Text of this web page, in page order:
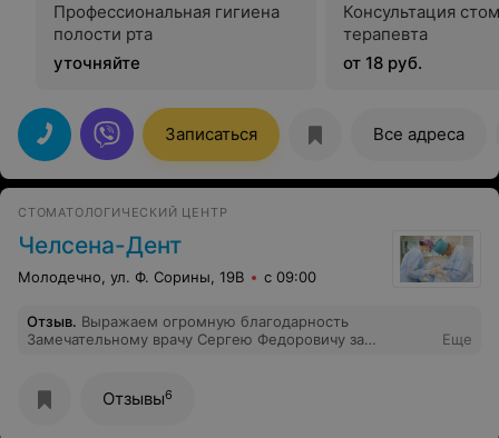
Профессиональная гигиена
полости рта
уточняйте
Консультация
терапевта
от 18 руб.
Записаться Все адреса
СТОМАТОЛОГИЧЕСКИЙ ЦЕНТР
Челсена-Дент
Молодечно, ул. Ф. Сорины, 19В с 09:00
Отзыв. Выражаем огромную благодарность
Замечательному врачу Сергею Федоровичу за
Еще
Отзывы6